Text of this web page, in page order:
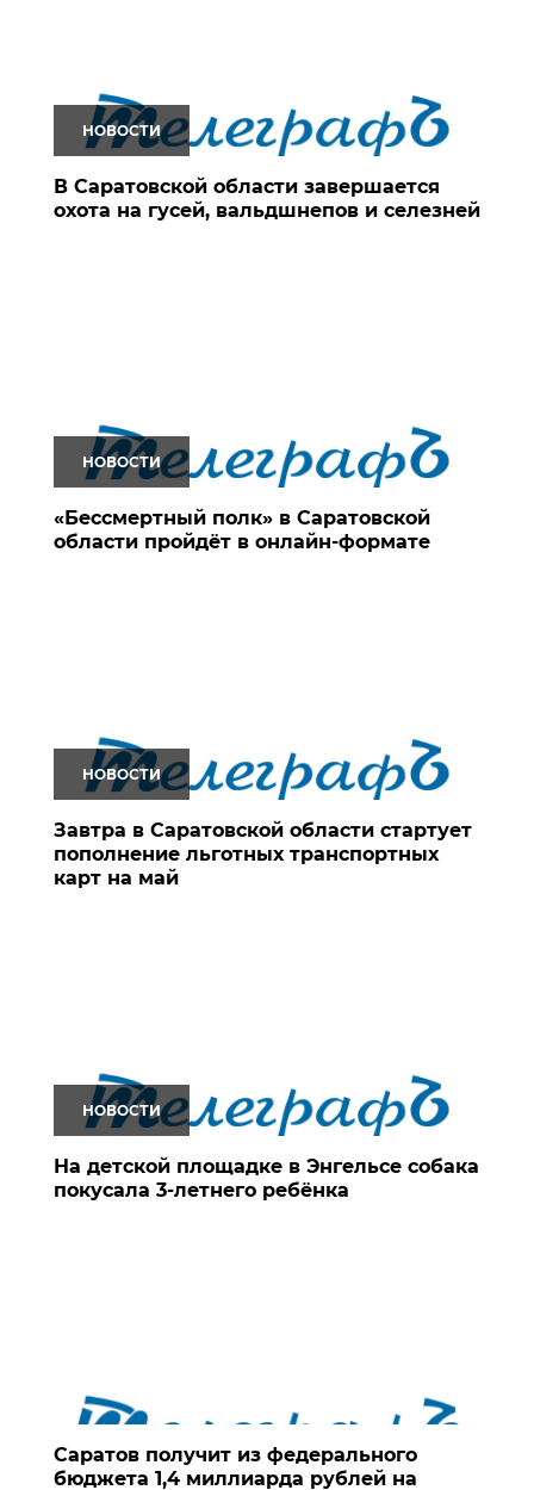
НОВОСТИ
В Саратовской области завершается
охота на гусей, вальдшнепов и селезней
НОВОСТИ
«Бессмертный полк» в Саратовской
области пройдёт в онлайн-формате
НОВОСТИ
Завтра в Саратовской области стартует
пополнение льготных транспортных
карт на май
НОВОСТИ
На детской площадке в Энгельсе собака
покусала 3-летнего ребёнка
Саратов получит из федерального
бюджета 1,4 миллиарда рублей на